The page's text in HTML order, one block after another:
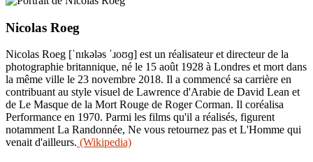
Nicolas Roeg
Nicolas Roeg [ˈnɪkələs ˈɹoʊɡ] est un réalisateur et directeur de la
photographie britannique, né le 15 août 1928 à Londres et mort dans
la même ville le 23 novembre 2018. Il a commencé sa carrière en
contribuant au style visuel de Lawrence d'Arabie de David Lean et
de Le Masque de la Mort Rouge de Roger Corman. Il coréalisa
Performance en 1970. Parmi les films qu'il a réalisés, figurent
notamment La Randonnée, Ne vous retournez pas et L'Homme qui
venait d'ailleurs. (Wikipedia)